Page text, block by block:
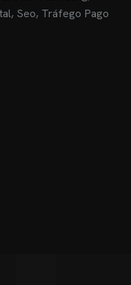
, Seo, Tráfego Pago